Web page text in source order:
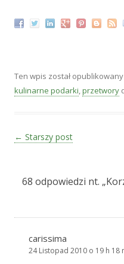
Ten wpis został
kulinarne podarki,przetwory
Zobacz wpisy
← Starszy post
68 odpowiedzi nt. „
carissima
24 Listopad 2010 o 19 h 18